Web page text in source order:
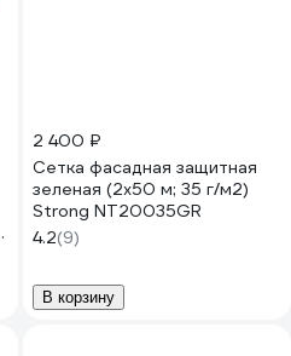
2 400 ₽
Сетка фасадная защитная
зеленая (2x50 м; 35 г/м2)
Strong NT20035GR
4.2(9)
В корзину